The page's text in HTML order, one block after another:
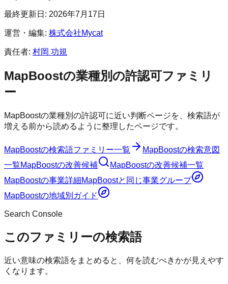
最終更新日: 2026年7月17日
運営・編集: 株式会社Mycat
責任者: 村岡 功規
MapBoostの業種別の許認可ファミリ
ー
MapBoostの業種別の許認可に近い判断ページを、検索語が
増える前から読めるように整理したページです。
MapBoostの検索語ファミリー一覧 MapBoostの検索意図
一覧MapBoostの改善候補 MapBoostの改善候補一覧
MapBoostの事業詳細MapBoostと同じ事業グループ
MapBoostの地域別ガイド
Search Console
このファミリーの検索語
近い意味の検索語をまとめると、何を読むべきかが見えやす
くなります。